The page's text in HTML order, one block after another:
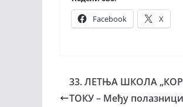
Facebook X
33. ЛЕТЊА ШКОЛА
ТОКУ – Међу